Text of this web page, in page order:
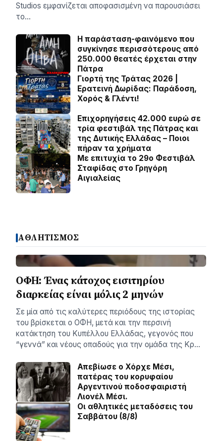
Studios εμφανίζεται αποφασισμένη να παρουσιάσει
το…
Η παράσταση-φαινόμενο που
συγκίνησε περισσότερους από
250.000 θεατές έρχεται στην
Πάτρα
Γιορτή της Τράτας 2026 |
Ερατεινή Δωρίδας: Παράδοση,
Χορός & Γλέντι!
Επιχορηγήσεις 42.000 ευρώ σε
τρία φεστιβάλ της Πάτρας και
της Δυτικής Ελλάδας – Ποιοι
πήραν τα χρήματα
Με επιτυχία το 29ο Φεστιβάλ
Σταφίδας στο Γρηγόρη
Aιγιαλείας
ΑΘΛΗΤΙΣΜΟΣ
ΟΦΗ: Ένας κάτοχος εισιτηρίου
διαρκείας είναι μόλις 2 μηνών
Σε μία από τις καλύτερες περιόδους της ιστορίας
του βρίσκεται ο ΟΦΗ, μετά και την περσινή
κατάκτηση του Κυπέλλου Ελλάδας, γεγονός που
“γεννά” και νέους οπαδούς για την ομάδα της Κρ…
Απεβίωσε ο Χόρχε Μέσι,
πατέρας του κορυφαίου
Αργεντινού ποδοσφαιριστή
Λιονέλ Μέσι.
Οι αθλητικές μεταδόσεις του
Σαββάτου (8/8)